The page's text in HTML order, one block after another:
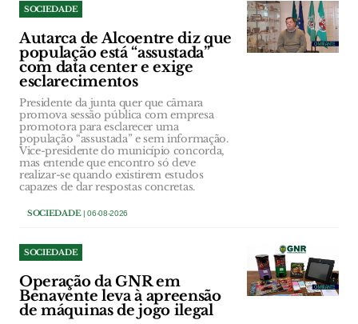
SOCIEDADE
Autarca de Alcoentre diz que
população está “assustada”
com data center e exige
esclarecimentos
Presidente da junta quer que câmara
promova sessão pública com empresa
promotora para esclarecer uma
população “assustada” e sem informação.
Vice-presidente do município concorda,
mas entende que encontro só deve
realizar-se quando existirem estudos
capazes de dar respostas concretas.
SOCIEDADE| 06-08-2026
SOCIEDADE
Operação da GNR em
Benavente leva à apreensão
de máquinas de jogo ilegal